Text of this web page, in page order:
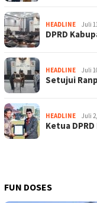
HEADLINE Juli
DPRD
HEADLINE Juli
Setujui
HEADLINE Juli
Ketua
FUN DOSES